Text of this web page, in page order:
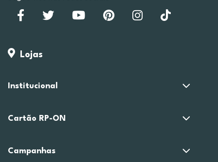
Lojas
Institucional
Cartão RP-ON
Campanhas